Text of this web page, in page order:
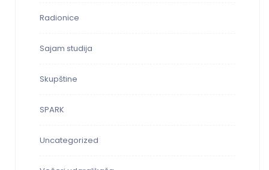
Radionice
Sajam studija
Skupštine
SPARK
Uncategorized